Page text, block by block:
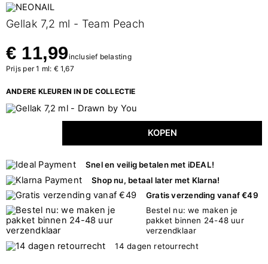
Gellak 7,2 ml - Team Peach
€ 11,99inclusief belasting
Prijs per 1 ml: € 1,67
ANDERE KLEUREN IN DE COLLECTIE
KOPEN
Snel en veilig betalen met iDEAL!
Shop nu, betaal later met Klarna!
Gratis verzending vanaf €49
Bestel nu: we maken je
pakket binnen 24-48 uur
verzendklaar
14 dagen retourrecht